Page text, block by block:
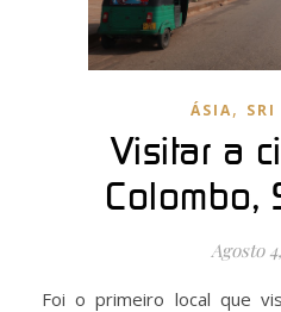
ÁSIA, SRI
Visitar a
Colombo,
Agosto
Foi o primeiro local que visitei no Sri Lanka. Saí do